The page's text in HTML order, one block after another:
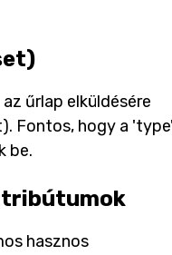
űrlap elküldésére
Fontos, hogy a
be.
hasznos